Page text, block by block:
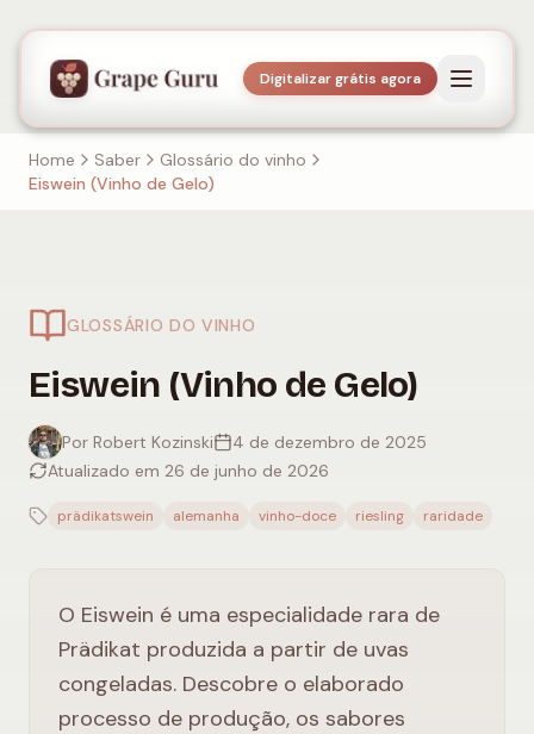
Digitalizar grátis agora
Home Saber
Glossário do vinho
Eiswein (Vinho de Gelo)
GLOSSÁRIO DO VINHO
Eiswein (Vinho de Gelo)
Por Robert Kozinski
4 de dezembro de 2025
Atualizado em 26 de junho de 2026
prädikatswein alemanha vinho-doce riesling raridade
O Eiswein é uma especialidade rara de
Prädikat produzida a partir de uvas
congeladas. Descobre o elaborado
processo de produção, os sabores